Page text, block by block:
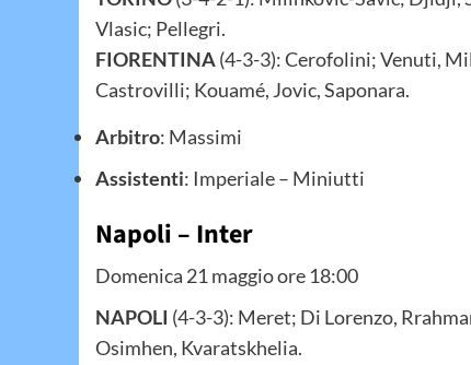
Vlasic; Pellegri.
FIORENTINA(4-3-3): Cerofolini; Venuti,
Castrovilli; Kouamé, Jovic, Saponara.
Arbitro: Massimi
Assistenti: Imperiale – Miniutti
Napoli – Inter
Domenica 21 maggio ore 18:00
NAPOLI (4-3-3): Meret; Di Lorenzo,
Osimhen, Kvaratskhelia.